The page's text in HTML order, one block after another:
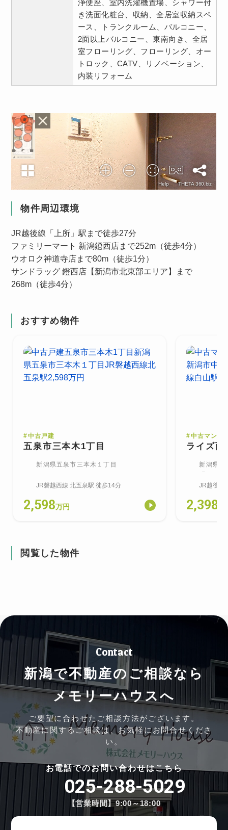
浄便座、室内洗濯機置場、シャワー付
き洗面化粧台、収納、全居室収納スペ
ース、トランクルーム、バルコニー、
2面以上バルコニー、東南向き、全居
室フローリング、フローリング、オー
トロック、CATV、リノベーション、
内装リフォーム
物件周辺環境
JR越後線「上所」駅まで徒歩27分
ファミリーマート 新潟鐙西店まで252m（徒歩4分）
ウオロク神道寺店まで80m（徒歩1分）
サンドラッグ 鐙西店【新潟市北東部エリア】まで
268m（徒歩4分）
おすすめ物件
#中古戸建
五泉市三本木1丁目
新潟県五泉市三本木１丁目
JR磐越西線北五泉駅 徒歩14分
2,598万円
#中古マンシ
ライズ西
新潟県新
町
JR越後線
2,398
閲覧した物件
Contact
新潟で不動産のご相談なら
メモリーハウスへ
ご要望に合わせたご相談方法がございます。
不動産に関するご相談は、お気軽にお問合せくださ
い。
お電話でのお問い合わせはこちら
025-288-5029
【営業時間】9:00～18:00